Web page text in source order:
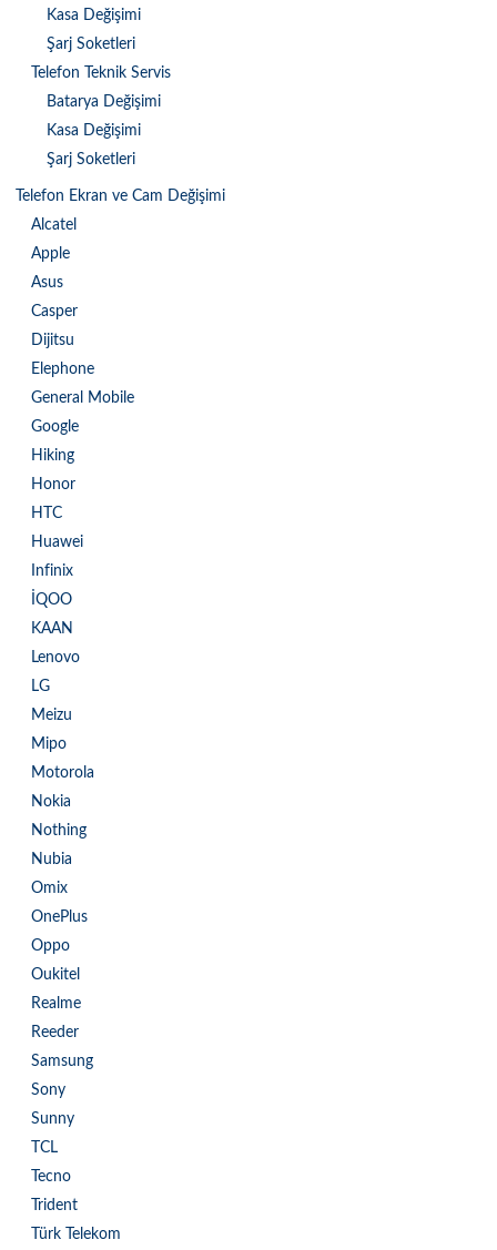
Kasa Değişimi
Şarj Soketleri
Telefon Teknik Servis
Batarya Değişimi
Kasa Değişimi
Şarj Soketleri
Telefon Ekran ve Cam Değişimi
Alcatel
Apple
Asus
Casper
Dijitsu
Elephone
General Mobile
Google
Hiking
Honor
HTC
Huawei
Infinix
İQOO
KAAN
Lenovo
LG
Meizu
Mipo
Motorola
Nokia
Nothing
Nubia
Omix
OnePlus
Oppo
Oukitel
Realme
Reeder
Samsung
Sony
Sunny
TCL
Tecno
Trident
Türk Telekom